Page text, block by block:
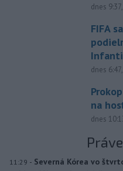
dnes 9:37,
FIFA
dnes 6:47,
na
dnes
11:29 - Severná Kórea vo